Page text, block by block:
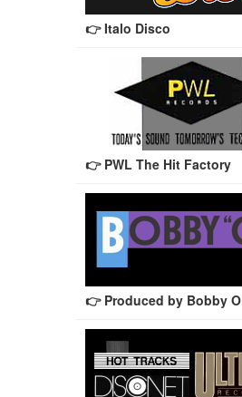
👉 Italo Disco
👉 PWL The Hit Factory
👉 Produced by Bobby O